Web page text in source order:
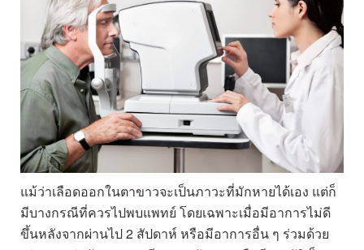
แม้ว่าเลือดออกในตาขาวจะเป็นภาวะที่มักหายได้เอง แต่ก็
มีบางกรณีที่ควรไปพบแพทย์ โดยเฉพาะเมื่อมีอาการไม่ดี
ขึ้นหลังจากผ่านไป 2 สัปดาห์ หรือมีอาการอื่น ๆ ร่วมด้วย